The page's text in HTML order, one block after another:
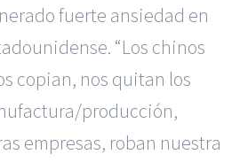
fuerte ansiedad en
“Los chinos
copian, nos quitan los
producción,
empresas, roban nuestra